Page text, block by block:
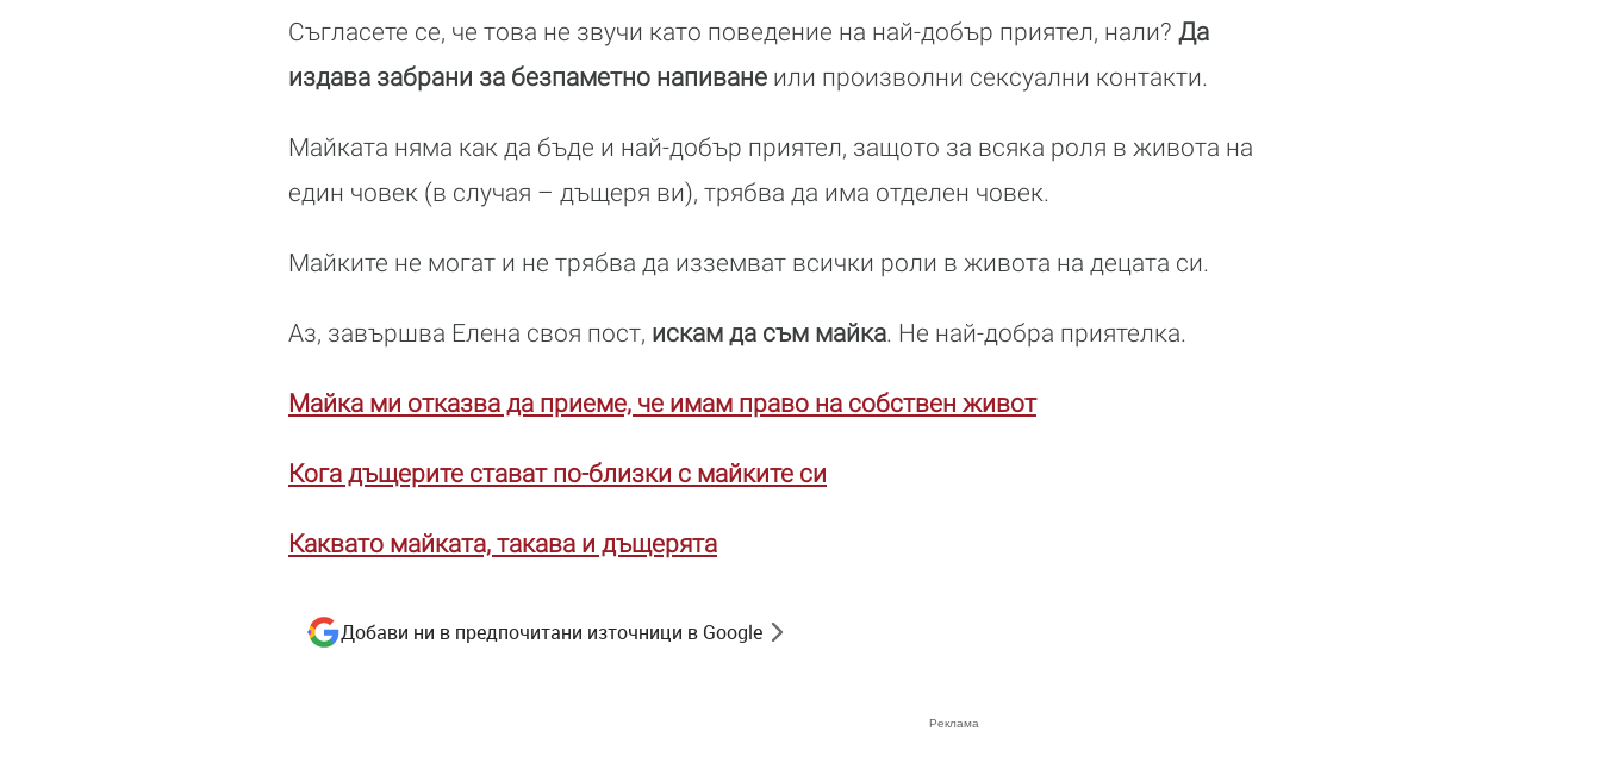
Съгласете се, че това не звучи като поведение на най-добър приятел, нали? Да
издава забрани за безпаметно напиване или произволни сексуални контакти.
Майката няма как да бъде и най-добър приятел, защото за всяка роля в живота на
един човек (в случая – дъщеря ви), трябва да има отделен човек.
Майките не могат и не трябва да изземват всички роли в живота на децата си.
Аз, завършва Елена своя пост, искам да съм майка. Не най-добра приятелка.
Майка ми отказва да приеме, че имам право на собствен живот
Кога дъщерите стават по-близки с майките си
Каквато майката, такава и дъщерята
Добави ни в предпочитани източници в Google